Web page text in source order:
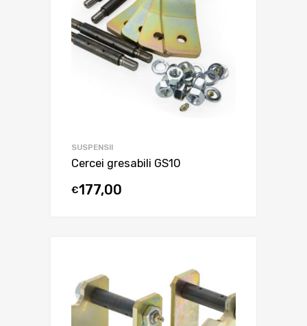
SUSPENSII
Cercei gresabili GS10
€177,00